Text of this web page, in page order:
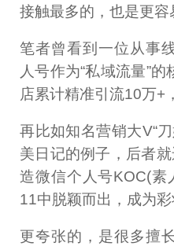
接触最多的，也是更容
笔者曾看到一位从事
人号作为“私域流量”
店累计精准引流10万+
再比如知名营销大V“
美日记的例子，后者
造微信个人号KOC(素
11中脱颖而出，成为彩
更夸张的，是很多擅